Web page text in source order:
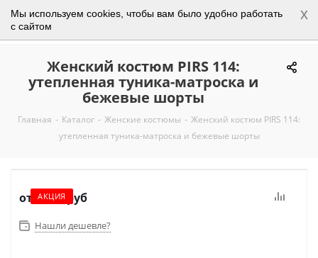
Мы используем cookies, чтобы вам было удобно работать
с сайтом
x
0
Женский костюм PIRS 114:
утепленная туника-матроска и
бежевые шорты
Главная - Каталог - Женские костюмы - Женский костюм PIRS 114:
утепленная туника-матроска и бежевые шорты
АКЦИЯ
от 3 450 руб
Нашли дешевле?